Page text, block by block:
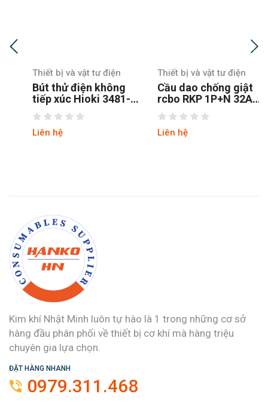
Thiết bị và vật tư điện
Bút thử điện không
tiếp xúc Hioki 3481-
Liên hệ
Thiết bị và vật tư điện
Cầu dao chống giật
rcbo RKP 1P+N 32A
Liên hệ
Kim khí Nhật Minh luôn tự hào là 1 trong những cơ sở
hàng đầu phân phối về thiết bị cơ khí mà hàng triệu
chuyên gia lựa chọn.
ĐẶT HÀNG NHANH
0979.311.468